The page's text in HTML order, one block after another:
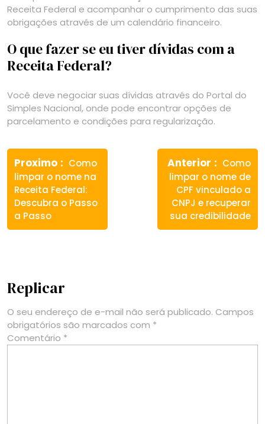
Receita Federal e acompanhar o cumprimento das suas
obrigações através de um calendário financeiro.
O que fazer se eu tiver dívidas com a
Receita Federal?
Você deve negociar suas dívidas através do Portal do
Simples Nacional, onde pode encontrar opções de
parcelamento e condições para regularização.
Navegação
de
Post
Proximo
Previous
post:
Como
limpar o nome na
Receita Federal:
Descubra o Passo
a Passo
Anterior
Next
post:
Como
limpar o nome de
CPF vinculado a
CNPJ e recuperar
sua credibilidade
Replicar
O seu endereço de e-mail não será publicado. Campos
obrigatórios são marcados com *
Comentário *